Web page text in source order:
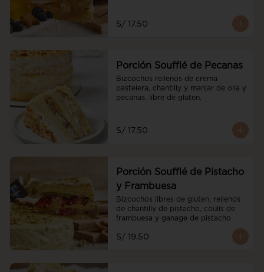
S/ 17.50
Porción Soufflé de Pecanas
Bizcochos rellenos de crema
pastelera, chantilly y manjar de olla y
pecanas. libre de gluten.
S/ 17.50
Porción Soufflé de Pistacho
y Frambuesa
Bizcochos libres de gluten, rellenos
de chantilly de pistacho, coulis de
frambuesa y ganage de pistacho
S/ 19.50